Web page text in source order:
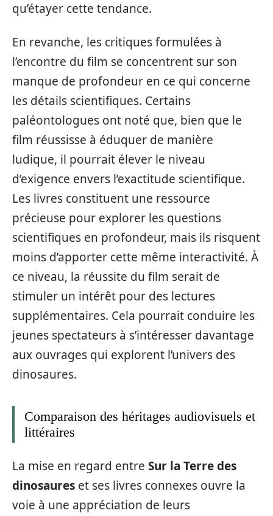
qu’étayer cette tendance.
En revanche, les critiques formulées à
l’encontre du film se concentrent sur son
manque de profondeur en ce qui concerne
les détails scientifiques. Certains
paléontologues ont noté que, bien que le
film réussisse à éduquer de manière
ludique, il pourrait élever le niveau
d’exigence envers l’exactitude scientifique.
Les livres constituent une ressource
précieuse pour explorer les questions
scientifiques en profondeur, mais ils risquent
moins d’apporter cette même interactivité. À
ce niveau, la réussite du film serait de
stimuler un intérêt pour des lectures
supplémentaires. Cela pourrait conduire les
jeunes spectateurs à s’intéresser davantage
aux ouvrages qui explorent l’univers des
dinosaures.
Comparaison des héritages audiovisuels et
littéraires
La mise en regard entre Sur la Terre des
dinosaures et ses livres connexes ouvre la
voie à une appréciation de leurs